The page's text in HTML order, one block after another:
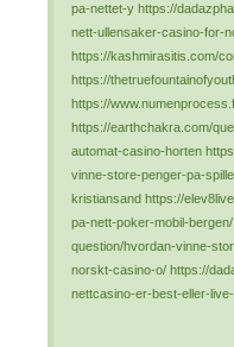
pa-nettet-y https://
nett-ullensaker-casino-for-
https://kashmirasitis.com/
https://
https://
https://earthchakra.com/
automat-casino-horten
vinne-store-penger-pa-
kristiansand https://
pa-nett-poker-mobil-
question/hvordan-vinne-
norskt-casino-o/ https://
nettcasino-er-best-eller-